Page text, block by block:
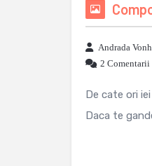
Andrada
2 Comentarii
De cate ori
Daca te